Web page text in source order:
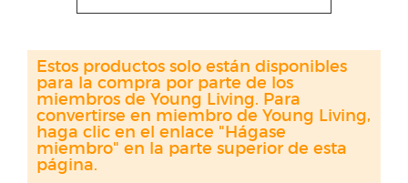
Estos productos solo están disponibles
para la compra por parte de los
miembros de Young Living. Para
convertirse en miembro de Young Living,
haga clic en el enlace "Hágase
miembro" en la parte superior de esta
página.